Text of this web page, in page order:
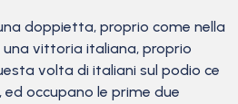
doppietta, proprio come nella
una vittoria italiana, proprio
volta di italiani sul podio ce
occupano le prime due